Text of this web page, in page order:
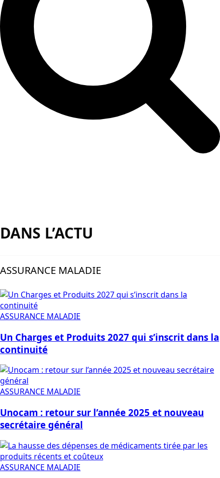
DANS L’ACTU
ASSURANCE MALADIE
ASSURANCE MALADIE
Un Charges et Produits 2027 qui s’inscrit dans la
continuité
ASSURANCE MALADIE
Unocam : retour sur l’année 2025 et nouveau
secrétaire général
ASSURANCE MALADIE